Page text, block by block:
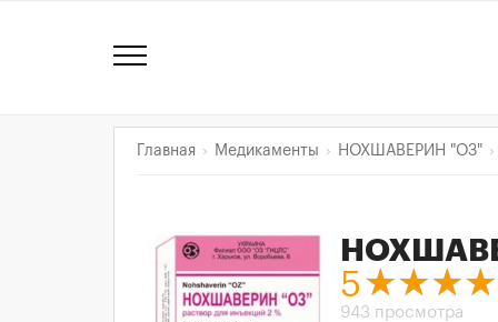
Главная Медикаменты НОХШАВЕРИН "ОЗ"
5
943 просмотра